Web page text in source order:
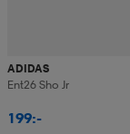
ADIDAS
Ent26 Sho Jr
199:-